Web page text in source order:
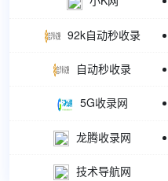
92k自动秒收录
自动秒收录
5G收录网
龙腾收录网
技术导航网